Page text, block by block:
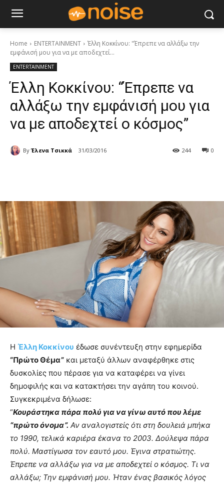
Home ENTERTAINMENT
Έλλη Κοκκίνου: "Έπρεπε να αλλάξω την
εμφάνισή μου για να με αποδεχτεί...
ENTERTAINMENT
Έλλη Κοκκίνου: “Έπρεπε να
αλλάξω την εμφάνισή μου για
να με αποδεχτεί ο κόσμος”
By Έλενα Τσικκά 31/03/2016 0
244
Η Έλλη Κοκκίνου έδωσε συνέντευξη στην εφημερίδα
“Πρώτο Θέμα” και μεταξύ άλλων αναφέρθηκε στις
δυσκολίες που πέρασε για να καταφέρει να γίνει
δημοφιλής και να κατακτήσει την αγάπη του κοινού.
Συγκεκριμένα δήλωσε:
“Κουράστηκα πάρα πολύ για να γίνω αυτό που λέμε
“πρώτο όνομα”. Αν αναλογιστείς ότι στη δουλειά μπήκα
το 1990, τελικά καριέρα έκανα το 2003. Δούλεψα πάρα
πολύ. Μαστίγωσα τον εαυτό μου. Έγινα στρατιώτης.
Έπρεπε να αλλάξω για να με αποδεχτεί ο κόσμος. Τι να
αλλάξω; Την εμφάνισή μου. Ήταν ένας βασικός λόγος